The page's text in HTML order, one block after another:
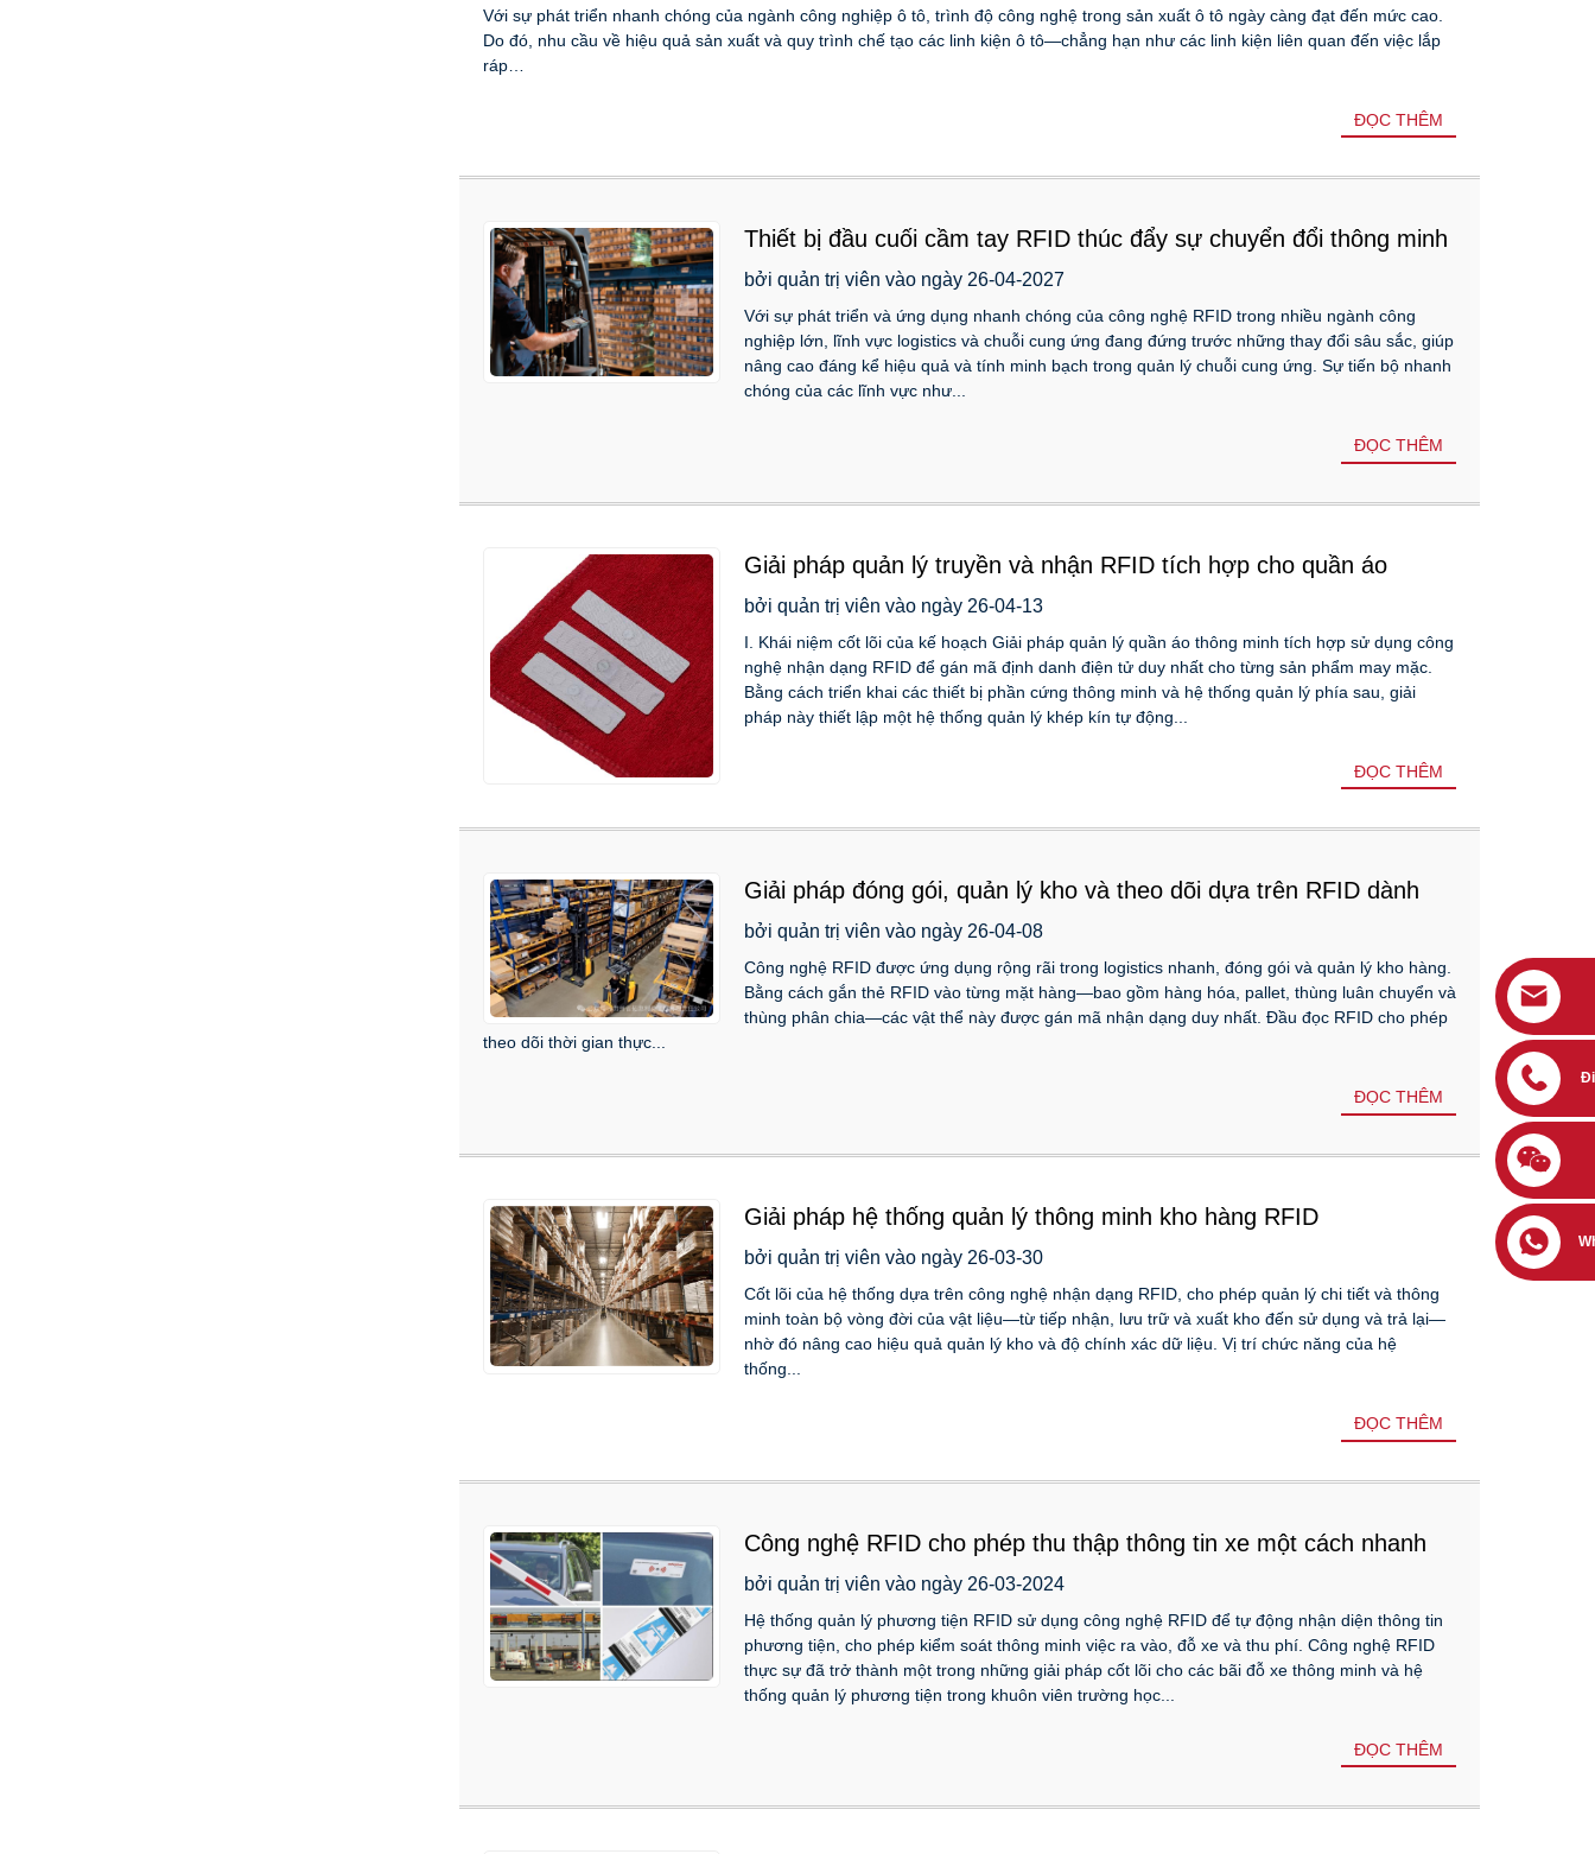
Với sự phát triển nhanh chóng của ngành công nghiệp ô tô, trình độ công nghệ trong sản xuất ô tô ngày càng đạt đến mức cao.
Do đó, nhu cầu về hiệu quả sản xuất và quy trình chế tạo các linh kiện ô tô—chẳng hạn như các linh kiện liên quan đến việc lắp
ráp…
ĐỌC THÊM
Thiết bị đầu cuối cầm tay RFID thúc đẩy sự chuyển đổi thông minh
trong quản lý hậu cần.
bởi quản trị viên vào ngày 26-04-2027
Với sự phát triển và ứng dụng nhanh chóng của công nghệ RFID trong nhiều ngành công
nghiệp lớn, lĩnh vực logistics và chuỗi cung ứng đang đứng trước những thay đổi sâu sắc, giúp
nâng cao đáng kể hiệu quả và tính minh bạch trong quản lý chuỗi cung ứng. Sự tiến bộ nhanh
chóng của các lĩnh vực như...
ĐỌC THÊM
Giải pháp quản lý truyền và nhận RFID tích hợp cho quần áo
bởi quản trị viên vào ngày 26-04-13
I. Khái niệm cốt lõi của kế hoạch Giải pháp quản lý quần áo thông minh tích hợp sử dụng công
nghệ nhận dạng RFID để gán mã định danh điện tử duy nhất cho từng sản phẩm may mặc.
Bằng cách triển khai các thiết bị phần cứng thông minh và hệ thống quản lý phía sau, giải
pháp này thiết lập một hệ thống quản lý khép kín tự động...
ĐỌC THÊM
Giải pháp đóng gói, quản lý kho và theo dõi dựa trên RFID dành
cho dịch vụ vận chuyển nhanh.
bởi quản trị viên vào ngày 26-04-08
Công nghệ RFID được ứng dụng rộng rãi trong logistics nhanh, đóng gói và quản lý kho hàng.
Bằng cách gắn thẻ RFID vào từng mặt hàng—bao gồm hàng hóa, pallet, thùng luân chuyển và
thùng phân chia—các vật thể này được gán mã nhận dạng duy nhất. Đầu đọc RFID cho phép
theo dõi thời gian thực...
ĐỌC THÊM
Giải pháp hệ thống quản lý thông minh kho hàng RFID
bởi quản trị viên vào ngày 26-03-30
Cốt lõi của hệ thống dựa trên công nghệ nhận dạng RFID, cho phép quản lý chi tiết và thông
minh toàn bộ vòng đời của vật liệu—từ tiếp nhận, lưu trữ và xuất kho đến sử dụng và trả lại—
nhờ đó nâng cao hiệu quả quản lý kho và độ chính xác dữ liệu. Vị trí chức năng của hệ
thống...
ĐỌC THÊM
Công nghệ RFID cho phép thu thập thông tin xe một cách nhanh
chóng và chính xác.
bởi quản trị viên vào ngày 26-03-2024
Hệ thống quản lý phương tiện RFID sử dụng công nghệ RFID để tự động nhận diện thông tin
phương tiện, cho phép kiểm soát thông minh việc ra vào, đỗ xe và thu phí. Công nghệ RFID
thực sự đã trở thành một trong những giải pháp cốt lõi cho các bãi đỗ xe thông minh và hệ
thống quản lý phương tiện trong khuôn viên trường học...
ĐỌC THÊM